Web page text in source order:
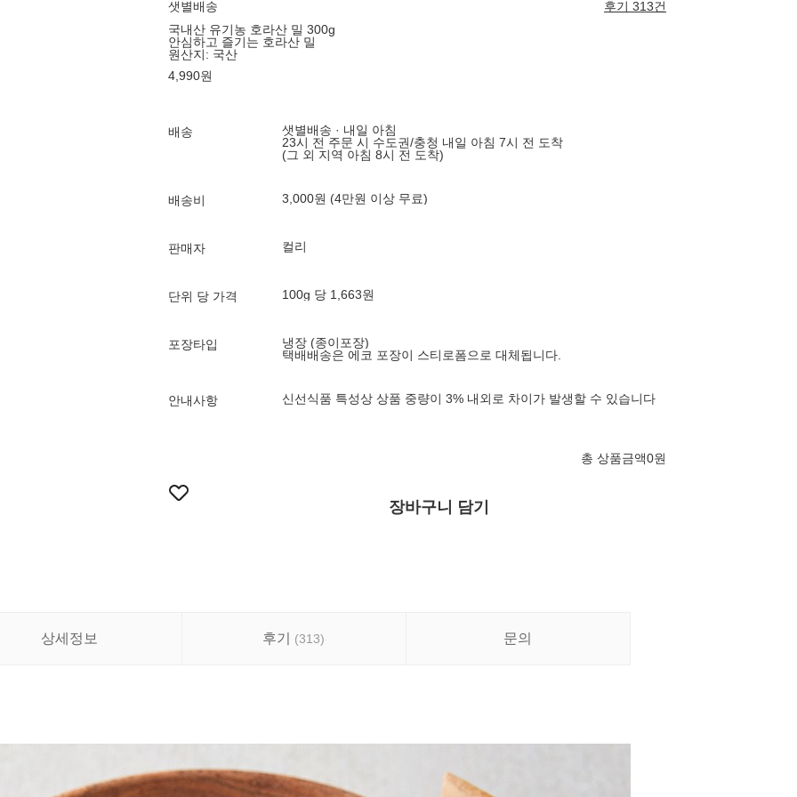
샛별배송
후기 313건
국내산 유기농 호라산 밀 300g
안심하고 즐기는 호라산 밀
원산지: 국산
4,990원
배송
샛별배송 · 내일 아침
23시 전 주문 시 수도권/충청 내일 아침 7시 전 도착
(그 외 지역 아침 8시 전 도착)
배송비 3,000원 (4만원 이상 무료)
판매자 컬리
단위 당 가격 100g 당 1,663원
포장타입
냉장 (종이포장)
택배배송은 에코 포장이 스티로폼으로 대체됩니다.
안내사항 신선식품 특성상 상품 중량이 3% 내외로 차이가 발생할 수 있습니다
총 상품금액0원
장바구니 담기
상세정보 후기 (313) 문의